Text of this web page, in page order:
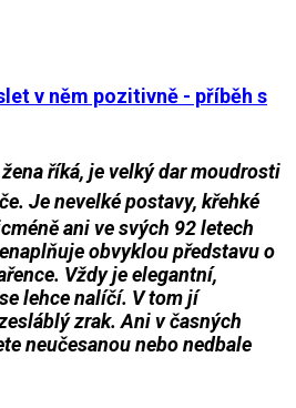
v něm pozitivně - příběh s
říká, je velký dar moudrosti
Je nevelké postavy, křehké
ani ve svých 92 letech
obvyklou představu o
Vždy je elegantní,
lehce nalíčí. V tom jí
zrak. Ani v časných
neučesanou nebo nedbale